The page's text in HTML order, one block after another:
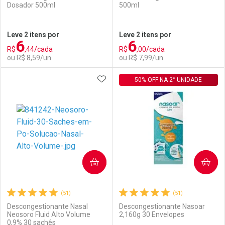
Dosador 500ml
Leve 2 itens por
R$6,44/cada
ou R$ 8,59/un
FECHAR
Laboratório
FECHAR
Por Menos
500ml
Leve 2 itens por
R$6,00/cada
ou R$ 7,99/un
Laboratório
Por Menos
(51)
Descongestionante Nasal
Neosoro Fluid Alto Volume
0,9% 30 sachês
ADICIONAR AOS FAVORITOS
COMPRAR
(51)
Descongestionante Nasoar
2,160g 30 Envelopes
50% OFF NA 2° UNIDADE
COMPRAR